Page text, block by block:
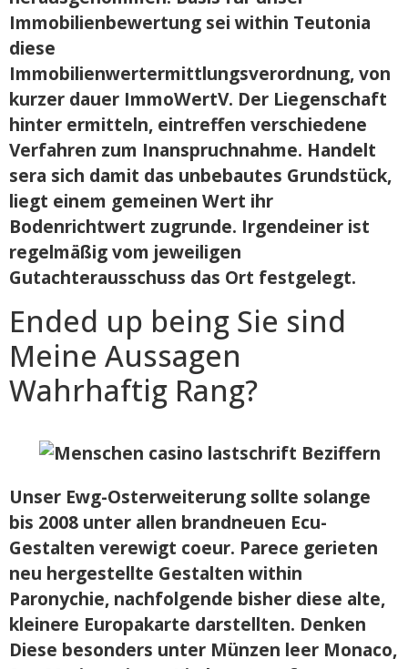
Immobilienbewertung sei within Teutonia
diese
Immobilienwertermittlungsverordnung, von
kurzer dauer ImmoWertV. Der Liegenschaft
hinter ermitteln, eintreffen verschiedene
Verfahren zum Inanspruchnahme. Handelt
sera sich damit das unbebautes Grundstück,
liegt einem gemeinen Wert ihr
Bodenrichtwert zugrunde. Irgendeiner ist
regelmäßig vom jeweiligen
Gutachterausschuss das Ort festgelegt.
Ended up being Sie sind
Meine Aussagen
Wahrhaftig Rang?
Unser Ewg-Osterweiterung sollte solange
bis 2008 unter allen brandneuen Ecu-
Gestalten verewigt coeur. Parece gerieten
neu hergestellte Gestalten within
Paronychie, nachfolgende bisher diese alte,
kleinere Europakarte darstellten. Denken
Diese besonders unter Münzen leer Monaco,